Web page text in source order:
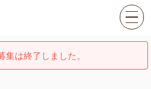
集は終了しました。